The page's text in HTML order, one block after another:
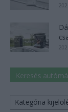
Keresés
Keresés
autómárka